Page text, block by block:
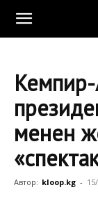
менен
Автор: kloop.kg -